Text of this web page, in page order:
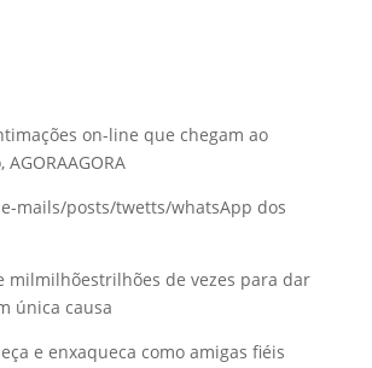
on-line que chegam ao
mails/posts/twetts/whatsApp dos
milmilhõestrilhões de vezes para dar
única causa
e enxaqueca como amigas fiéis